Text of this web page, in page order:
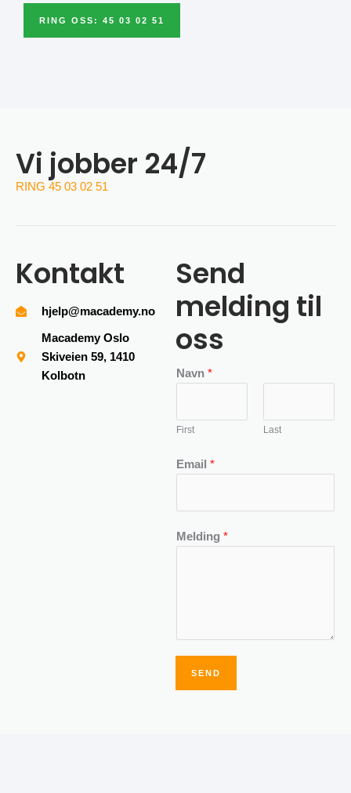
RING OSS: 45 03 02 51
Vi jobber 24/7
RING 45 03 02 51
Kontakt
hjelp@macademy.no
Macademy Oslo
Skiveien 59, 1410
Kolbotn
Send
melding til
oss
Navn *
First Last
Email *
Melding *
SEND